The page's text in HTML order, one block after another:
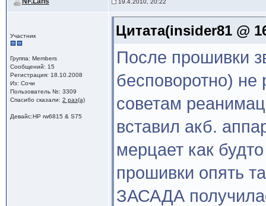
19.4.2010, 20:22
Участник
Группа: Members
Сообщений: 15
Регистрация: 18.10.2008
Из: Сочи
Пользователь №: 3309
Спасибо сказали: 2 раз(а)
Девайс:HP rw6815 & S75
Цитата(insider81 @
После прошивки
бесповоротно) не
советам
вставил акб.
мерцает как
прошивки опять
ЗАСАДА